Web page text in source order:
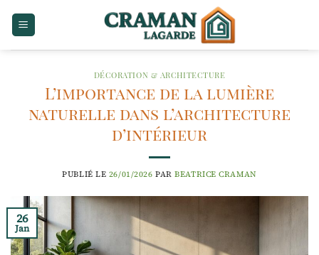
DÉCORATION & ARCHITECTURE
L’importance de la lumière
naturelle dans l’architecture
d’intérieur
PUBLIÉ LE 26/01/2026 PARBEATRICE CRAMAN
26
Jan